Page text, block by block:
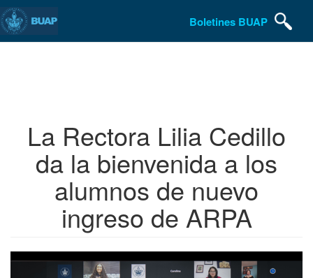
Boletines BUAP
La Rectora Lilia Cedillo
da la bienvenida a los
alumnos de nuevo
ingreso de ARPA